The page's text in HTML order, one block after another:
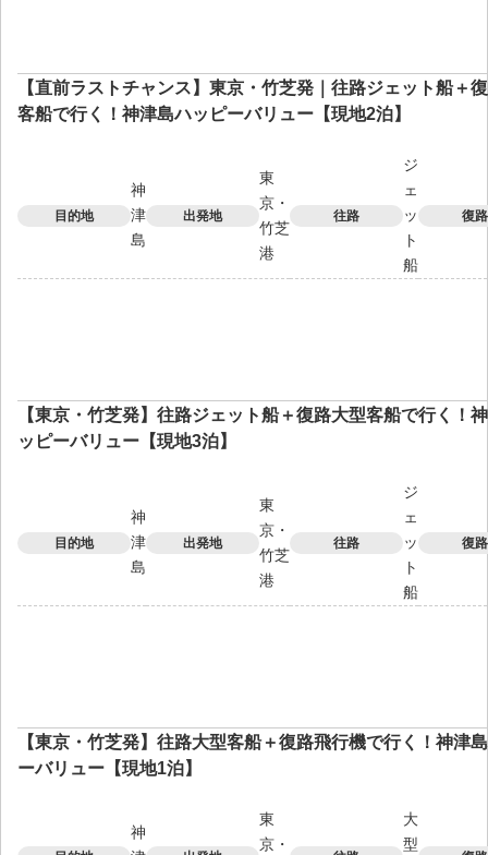
【直前ラストチャンス】東京・竹芝発｜往路ジェット船＋
客船で行く！神津島ハッピーバリュー【現地2泊】
目的地
神
津
島
出発地
東
京・
竹芝
港
往路
ジ
ェ
ッ
ト
船
復路
【東京・竹芝発】往路ジェット船＋復路大型客船で行く！
ッピーバリュー【現地3泊】
目的地
神
津
島
出発地
東
京・
竹芝
港
往路
ジ
ェ
ッ
ト
船
復路
【東京・竹芝発】往路大型客船＋復路飛行機で行く！神津
ーバリュー【現地1泊】
神
東
京・
大
型